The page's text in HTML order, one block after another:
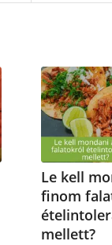
Le kell
finom
mellett?